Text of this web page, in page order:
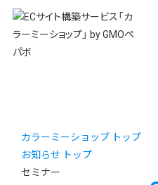
カラーミーショップ トップ
お知らせ トップ
セミナー